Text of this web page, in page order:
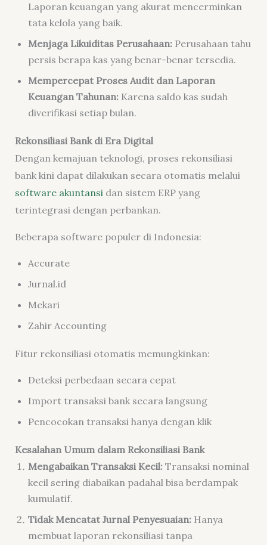
Laporan keuangan yang akurat mencerminkan
tata kelola yang baik.
Menjaga Likuiditas Perusahaan: Perusahaan tahu
persis berapa kas yang benar-benar tersedia.
Mempercepat Proses Audit dan Laporan
Keuangan Tahunan: Karena saldo kas sudah
diverifikasi setiap bulan.
Rekonsiliasi Bank di Era Digital
Dengan kemajuan teknologi, proses rekonsiliasi
bank kini dapat dilakukan secara otomatis melalui
software akuntansidan sistem ERP yang
terintegrasi dengan perbankan.
Beberapa software populer di Indonesia:
Accurate
Jurnal.id
Mekari
Zahir Accounting
Fitur rekonsiliasi otomatis memungkinkan:
Deteksi perbedaan secara cepat
Import transaksi bank secara langsung
Pencocokan transaksi hanya dengan klik
Kesalahan Umum dalam Rekonsiliasi Bank
Mengabaikan Transaksi Kecil: Transaksi nominal
kecil sering diabaikan padahal bisa berdampak
kumulatif.
Tidak Mencatat Jurnal Penyesuaian: Hanya
membuat laporan rekonsiliasi tanpa